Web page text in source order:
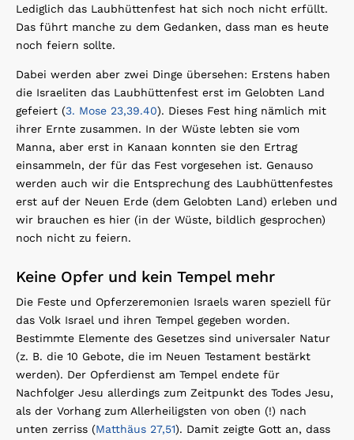
Lediglich das Laubhüttenfest hat sich noch nicht erfüllt.
Das führt manche zu dem Gedanken, dass man es heute
noch feiern sollte.
Dabei werden aber zwei Dinge übersehen: Erstens haben
die Israeliten das Laubhüttenfest erst im Gelobten Land
gefeiert (3. Mose 23,39.40). Dieses Fest hing nämlich mit
ihrer Ernte zusammen. In der Wüste lebten sie vom
Manna, aber erst in Kanaan konnten sie den Ertrag
einsammeln, der für das Fest vorgesehen ist. Genauso
werden auch wir die Entsprechung des Laubhüttenfestes
erst auf der Neuen Erde (dem Gelobten Land) erleben und
wir brauchen es hier (in der Wüste, bildlich gesprochen)
noch nicht zu feiern.
Keine Opfer und kein Tempel mehr
Die Feste und Opferzeremonien Israels waren speziell für
das Volk Israel und ihren Tempel gegeben worden.
Bestimmte Elemente des Gesetzes sind universaler Natur
(z. B. die 10 Gebote, die im Neuen Testament bestärkt
werden). Der Opferdienst am Tempel endete für
Nachfolger Jesu allerdings zum Zeitpunkt des Todes Jesu,
als der Vorhang zum Allerheiligsten von oben (!) nach
unten zerriss (Matthäus 27,51). Damit zeigte Gott an, dass